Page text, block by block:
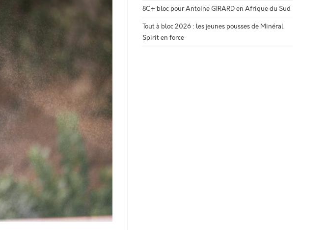
8C+ bloc pour Antoine GIRARD en Afrique du Sud
Tout à bloc 2026 : les jeunes pousses de Minéral
Spirit en force